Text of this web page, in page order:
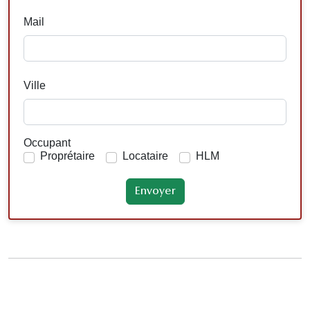
Mail
Ville
Occupant
Proprétaire
Locataire HLM